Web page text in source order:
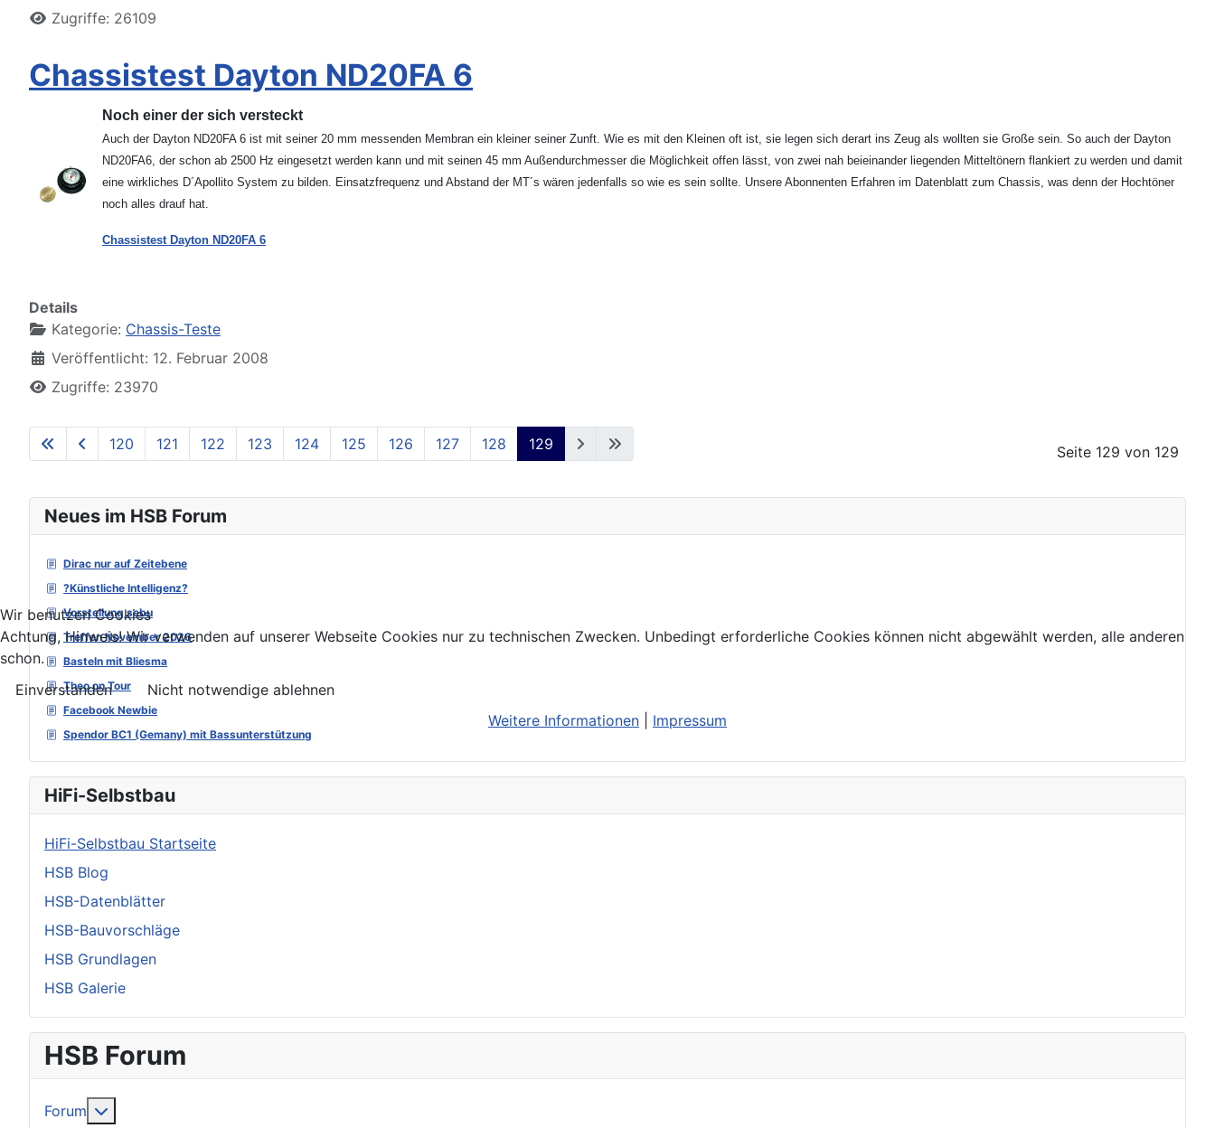
Neues im HSB Forum
Dirac nur auf Zeitebene
?Künstliche Intelligenz?
Vorstellung sebu
Treffen November 2026
Basteln mit Bliesma
Theo on Tour
Facebook Newbie
Spendor BC1 (Gemany) mit Bassunterstützung
HiFi-Selbstbau
HiFi-Selbstbau Startseite
HSB Blog
HSB-Datenblätter
HSB-Bauvorschläge
HSB Grundlagen
HSB Galerie
HSB Forum
Forum
Zugriffe: 26109
Chassistest Dayton ND20FA 6
Noch einer der sich versteckt
Auch der Dayton ND20FA 6 ist mit seiner 20 mm messenden Membran ein kleiner seiner Zunft. Wie es mit den Kleinen oft ist, sie legen sich derart ins Zeug als wollten sie Große sein. So auch der Dayton
ND20FA6, der schon ab 2500 Hz eingesetzt werden kann und mit seinen 45 mm Außendurchmesser die Möglichkeit offen lässt, von zwei nah beieinander liegenden Mitteltönern flankiert zu werden und damit
eine wirkliches D´Apollito System zu bilden. Einsatzfrequenz und Abstand der MT´s wären jedenfalls so wie es sein sollte. Unsere Abonnenten Erfahren im Datenblatt zum Chassis, was denn der Hochtöner
noch alles drauf hat.
Chassistest Dayton ND20FA 6
Details
Kategorie: Chassis-Teste
Veröffentlicht: 12. Februar 2008
Zugriffe: 23970
Seite 129 von 129
120 121 122 123 124 125 126 127 128 129
Wir benutzen Cookies
Achtung, Hinweis! Wir verwenden auf unserer Webseite Cookies nur zu technischen Zwecken. Unbedingt erforderliche Cookies können nicht abgewählt werden, alle anderen
schon.
Einverstanden
Nicht notwendige ablehnen
Weitere Informationen
Impressum